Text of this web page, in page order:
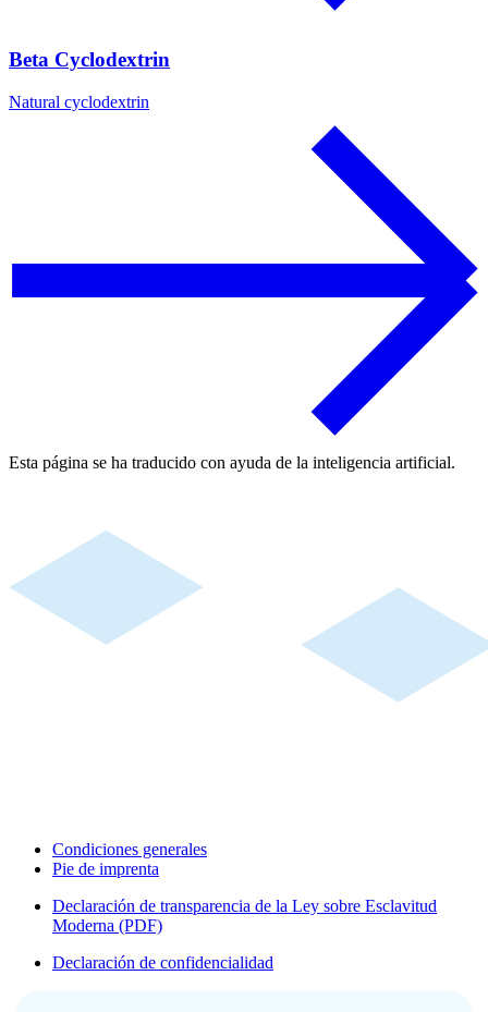
Beta Cyclodextrin
Natural cyclodextrin
Esta página se ha traducido con ayuda de la inteligencia artificial.
Condiciones generales
Pie de imprenta
Declaración de transparencia de la Ley sobre Esclavitud
Moderna (PDF)
Declaración de confidencialidad